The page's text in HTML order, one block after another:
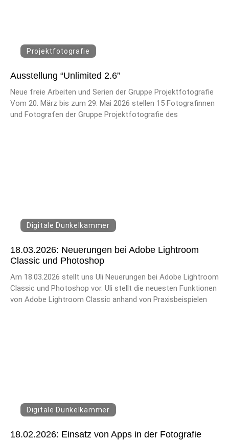
Projektfotografie
Ausstellung “Unlimited 2.6”
Neue freie Arbeiten und Serien der Gruppe Projektfotografie
Vom 20. März bis zum 29. Mai 2026 stellen 15 Fotografinnen
und Fotografen der Gruppe Projektfotografie des
Digitale Dunkelkammer
18.03.2026: Neuerungen bei Adobe Lightroom
Classic und Photoshop
Am 18.03.2026 stellt uns Uli Neuerungen bei Adobe Lightroom
Classic und Photoshop vor. Uli stellt die neuesten Funktionen
von Adobe Lightroom Classic anhand von Praxisbeispielen
Digitale Dunkelkammer
18.02.2026: Einsatz von Apps in der Fotografie